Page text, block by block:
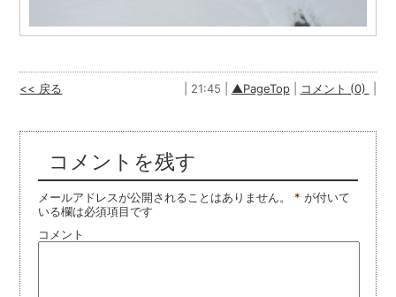
| 21:45 | ▲PageTop| コメント (0)
<< 戻る
コメントを残す
メールアドレスが公開されることはありません。 * が付いて
いる欄は必須項目です
コメント